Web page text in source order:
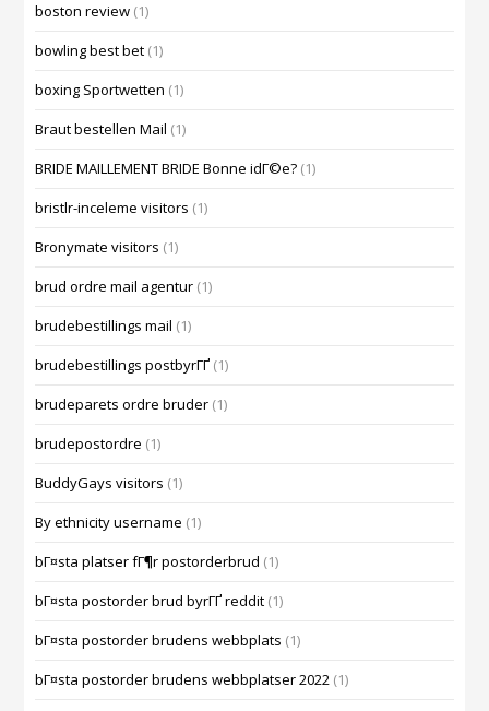
boston review (1)
bowling best bet (1)
boxing Sportwetten (1)
Braut bestellen Mail (1)
BRIDE MAILLEMENT BRIDE Bonne idГ©e? (1)
bristlr-inceleme visitors (1)
Bronymate visitors (1)
brud ordre mail agentur (1)
brudebestillings mail (1)
brudebestillings postbyrГҐ (1)
brudeparets ordre bruder (1)
brudepostordre (1)
BuddyGays visitors (1)
By ethnicity username (1)
bГ¤sta platser fГ¶r postorderbrud (1)
bГ¤sta postorder brud byrГҐ reddit (1)
bГ¤sta postorder brudens webbplats (1)
bГ¤sta postorder brudens webbplatser 2022 (1)